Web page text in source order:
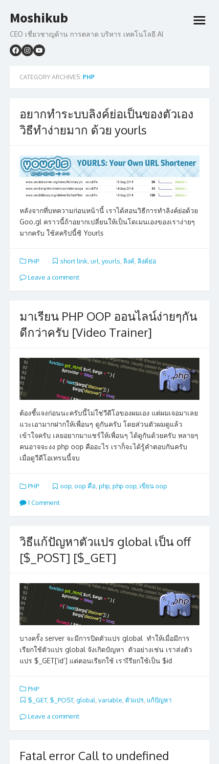
to
Moshikub
CEO เชี่ยวชาญด้าน การตลาด บริหาร เทคโนโลยี AI
open
CATEGORY ARCHIVES: PHP
อยากทำระบบลิงค์ย่อเป็นของตัวเอง
วิธีทำง่ายมาก ด้วย yourls
หลังจากที่บทความก่อนหน้านี้ เราได้สอนวิธีการทำลิงค์ย่อด้วย
Goo.gl คราวนี้ถ้าอยากเปลี่ยนให้เป็นโดเมนเองของเราง่ายๆ
มากครับ ใช้สคริปนี้ซิ Yourls
PHP short link url yourls ลิงค์ ลิงค์ย่อ
Leave a comment
มาเรียน PHP OOP ออนไลน์ง่ายๆกัน
ดีกว่าครับ [Video Trainer]
ต้องชี้แจงก่อนนะครับนี้ไม่ใช่วีดีโอของผมเอง แต่ผมเจอมาเลย
แวะเอามากฝากให้เพื่อนๆ ดูกันครับ โดยส่วนตัวผมดูแล้ว
เข้าใจครับ เลยอยากมาแชร์ให้เพื่อนๆ ได้ดูกันด้วยครับ หลายๆ
คนอาจจะงง php oop คืออะไร เราก็จะได้รู้คำตอบกันครับ
เมื่อดูวีดีโอเทรนนี้จบ
PHP oop, oop คือ, php, php oop, เขียน oop
1 Comment
วิธีแก้ปัญหาตัวแปร global เป็น off
[$_POST] [$_GET]
บางครั้ง server จะมีการปิดตัวแปร global ทำให้เมื่อมีการ
เรียกใช้ตัวแปร global จังเกิดปํญหา ตัวอย่างเช่น เราส่งตัว
แปร $_GET[‘id’] แต่ตอนเรียกใช้ เราเีรียกใช้เป็น $id
PHP
$_GET, $_POST, global variable ตัวแปร แก้ปัญหา
Leave a comment
Fatal error Call to undefined